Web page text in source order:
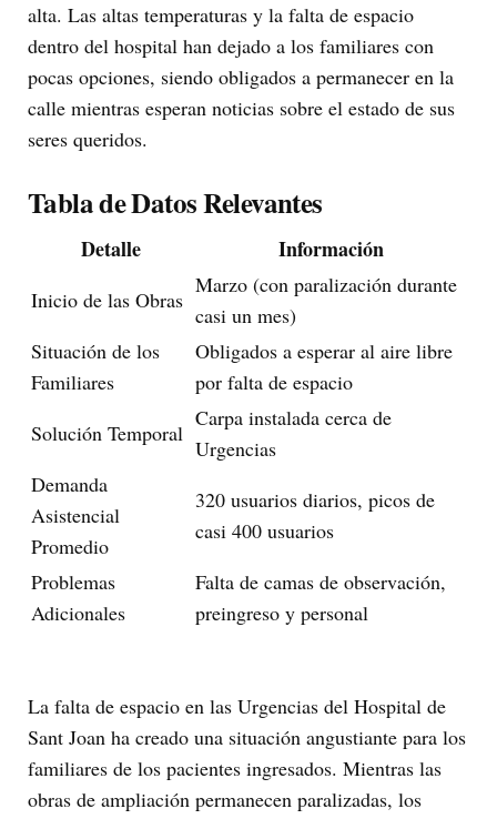
alta. Las altas temperaturas y la falta de espacio
dentro del hospital han dejado a los familiares con
pocas opciones, siendo obligados a permanecer en la
calle mientras esperan noticias sobre el estado de sus
seres queridos.
Tabla de Datos Relevantes
Detalle Información
Inicio de las Obras
Marzo (con paralización durante
casi un mes)
Situación de los
Familiares
Obligados a esperar al aire libre
por falta de espacio
Solución Temporal
Carpa instalada cerca de
Urgencias
Demanda
Asistencial
Promedio
320 usuarios diarios, picos de
casi 400 usuarios
Problemas
Adicionales
Falta de camas de observación,
preingreso y personal
La falta de espacio en las Urgencias del Hospital de
Sant Joan ha creado una situación angustiante para los
familiares de los pacientes ingresados. Mientras las
obras de ampliación permanecen paralizadas, los